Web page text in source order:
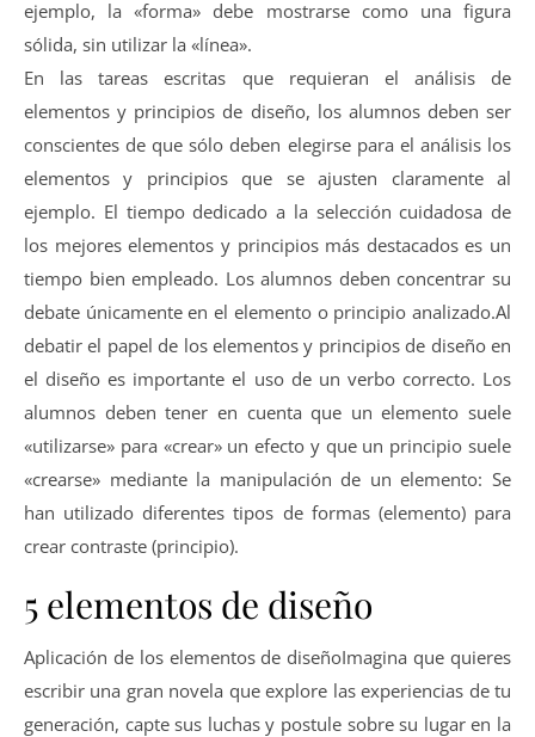
ejemplo, la «forma» debe mostrarse como una figura
sólida, sin utilizar la «línea».
En las tareas escritas que requieran el análisis de
elementos y principios de diseño, los alumnos deben ser
conscientes de que sólo deben elegirse para el análisis los
elementos y principios que se ajusten claramente al
ejemplo. El tiempo dedicado a la selección cuidadosa de
los mejores elementos y principios más destacados es un
tiempo bien empleado. Los alumnos deben concentrar su
debate únicamente en el elemento o principio analizado.Al
debatir el papel de los elementos y principios de diseño en
el diseño es importante el uso de un verbo correcto. Los
alumnos deben tener en cuenta que un elemento suele
«utilizarse» para «crear» un efecto y que un principio suele
«crearse» mediante la manipulación de un elemento: Se
han utilizado diferentes tipos de formas (elemento) para
crear contraste (principio).
5 elementos de diseño
Aplicación de los elementos de diseñoImagina que quieres
escribir una gran novela que explore las experiencias de tu
generación, capte sus luchas y postule sobre su lugar en la